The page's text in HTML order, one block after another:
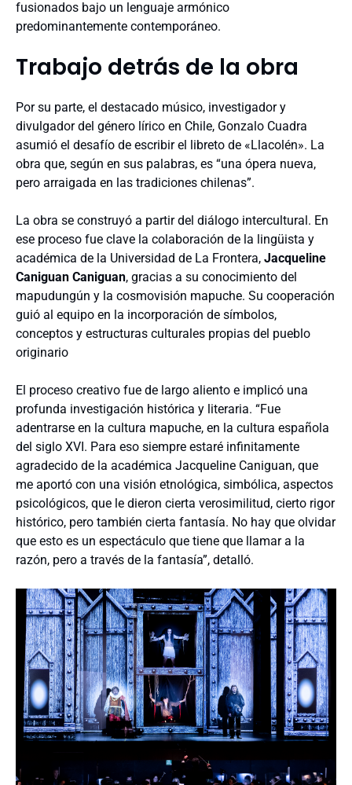
fusionados bajo un lenguaje armónico
predominantemente contemporáneo.
Trabajo detrás de la obra
Por su parte, el destacado músico, investigador y
divulgador del género lírico en Chile, Gonzalo Cuadra
asumió el desafío de escribir el libreto de «Llacolén». La
obra que, según en sus palabras, es “una ópera nueva,
pero arraigada en las tradiciones chilenas”.
​La obra se construyó a partir del diálogo intercultural. En
ese proceso fue clave la colaboración de la lingüista y
académica de la Universidad de La Frontera, Jacqueline
Caniguan Caniguan, gracias a su conocimiento del
mapudungún y la cosmovisión mapuche. Su cooperación
guió al equipo en la incorporación de símbolos,
conceptos y estructuras culturales propias del pueblo
originario
El proceso creativo fue de largo aliento e implicó una
profunda investigación histórica y literaria. “Fue
adentrarse en la cultura mapuche, en la cultura española
del siglo XVI. Para eso siempre estaré infinitamente
agradecido de la académica Jacqueline Caniguan, que
me aportó con una visión etnológica, simbólica, aspectos
psicológicos, que le dieron cierta verosimilitud, cierto rigor
histórico, pero también cierta fantasía. No hay que olvidar
que esto es un espectáculo que tiene que llamar a la
razón, pero a través de la fantasía”, detalló.